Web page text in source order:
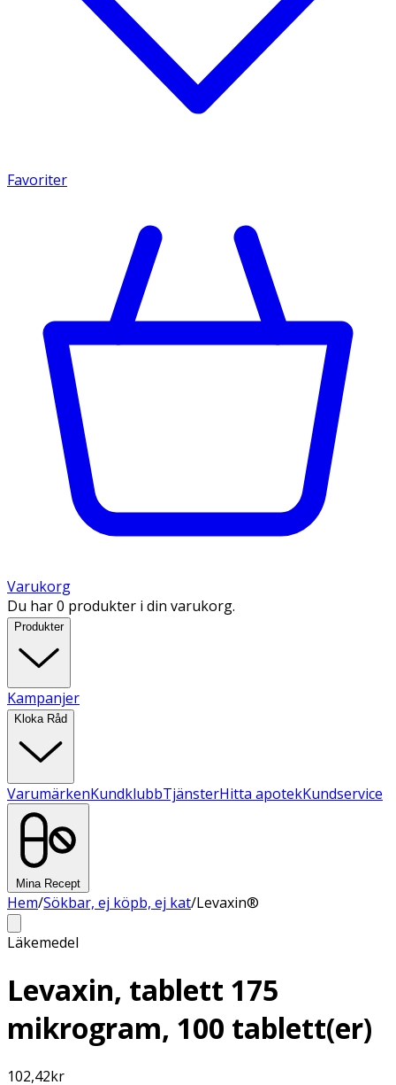
Favoriter
Varukorg
Du har 0 produkter i din varukorg.
Produkter
Kampanjer
Kloka Råd
VarumärkenKundklubbTjänsterHitta apotekKundservice
Mina Recept
Hem/Sökbar, ej köpb, ej kat/Levaxin®
Läkemedel
Levaxin, tablett 175
mikrogram, 100 tablett(er)
102,42kr